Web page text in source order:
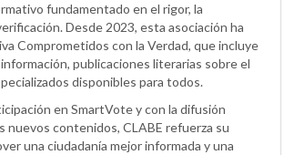
fundamentado en el rigor, la
Desde 2023, esta asociación ha
Comprometidos con la Verdad, que incluye
publicaciones literarias sobre el
disponibles para todos.
en SmartVote y con la difusión
contenidos, CLABE refuerza su
una ciudadanía mejor informada y una